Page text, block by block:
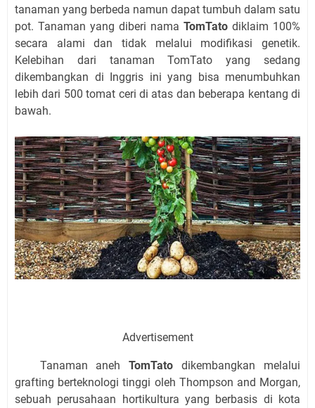
tanaman yang berbeda namun dapat tumbuh dalam satu
pot. Tanaman yang diberi nama TomTato diklaim 100%
secara alami dan tidak melalui modifikasi genetik.
Kelebihan dari tanaman TomTato yang sedang
dikembangkan di Inggris ini yang bisa menumbuhkan
lebih dari 500 tomat ceri di atas dan beberapa kentang di
bawah.
Advertisement
Tanaman anehTomTato dikembangkan melalui
grafting berteknologi tinggi oleh Thompson and Morgan,
sebuah perusahaan hortikultura yang berbasis di kota